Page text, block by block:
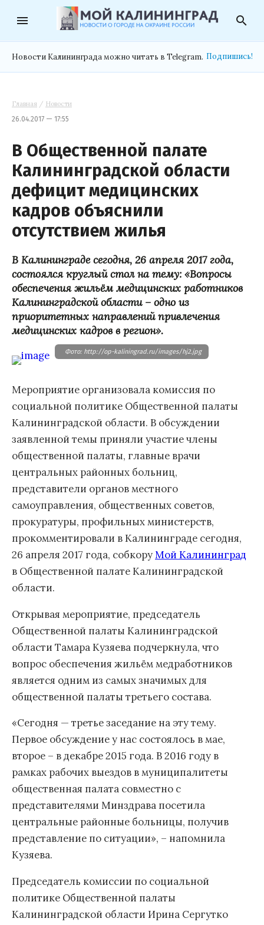
menu search
Новости Калининграда можно читать в Telegram. Подпишись!
Главная / Новости
26.04.2017 — 17:55
В Общественной палате
Калининградской области
дефицит медицинских
кадров объяснили
отсутствием жилья
В Калининграде сегодня, 26 апреля 2017 года,
состоялся круглый стол на тему: «Вопросы
обеспечения жильём медицинских работников
Калининградской области – одно из
приоритетных направлений привлечения
медицинских кадров в регион».
Фото: http://op-kaliningrad.ru/images/hj2.jpg
Мероприятие организовала комиссия по
социальной политике Общественной палаты
Калининградской области. В обсуждении
заявленной темы приняли участие члены
общественной палаты, главные врачи
центральных районных больниц,
представители органов местного
самоуправления, общественных советов,
прокуратуры, профильных министерств,
прокомментировали в Калининграде сегодня,
26 апреля 2017 года, собкоруМой Калининград
в Общественной палате Калининградской
области.
Открывая мероприятие, председатель
Общественной палаты Калининградской
области Тамара Кузяева подчеркнула, что
вопрос обеспечения жильём медработников
является одним из самых значимых для
общественной палаты третьего состава.
«Сегодня — третье заседание на эту тему.
Первое обсуждение у нас состоялось в мае,
второе – в декабре 2015 года. В 2016 году в
рамках рабочих выездов в муниципалитеты
общественная палата совместно с
представителями Минздрава посетила
центральные районные больницы, получив
представление по ситуации», – напомнила
Кузяева.
Председатель комиссии по социальной
политике Общественной палаты
Калининградской области Ирина Сергутко